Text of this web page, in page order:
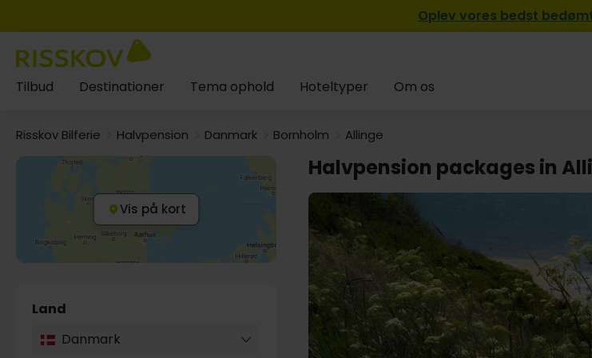
Oplev vores bedst
Tilbud Destinationer Tema ophold Hoteltyper Om os
Risskov Bilferie Halvpension Danmark Bornholm Allinge
Vis på kort
Land
Danmark
Halvpension packages in